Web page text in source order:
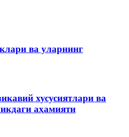
ва уларнинг
хусусиятлари ва
аҳамияти